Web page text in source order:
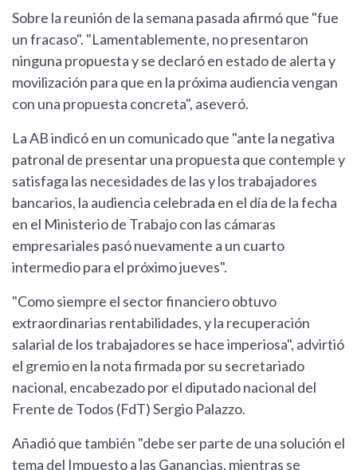
Sobre la reunión de la semana pasada afirmó que "fue
un fracaso". "Lamentablemente, no presentaron
ninguna propuesta y se declaró en estado de alerta y
movilización para que en la próxima audiencia vengan
con una propuesta concreta", aseveró.
La AB indicó en un comunicado que "ante la negativa
patronal de presentar una propuesta que contemple y
satisfaga las necesidades de las y los trabajadores
bancarios, la audiencia celebrada en el día de la fecha
en el Ministerio de Trabajo con las cámaras
empresariales pasó nuevamente a un cuarto
intermedio para el próximo jueves".
"Como siempre el sector financiero obtuvo
extraordinarias rentabilidades, y la recuperación
salarial de los trabajadores se hace imperiosa", advirtió
el gremio en la nota firmada por su secretariado
nacional, encabezado por el diputado nacional del
Frente de Todos (FdT) Sergio Palazzo.
Añadió que también "debe ser parte de una solución el
tema del Impuesto a las Ganancias, mientras se